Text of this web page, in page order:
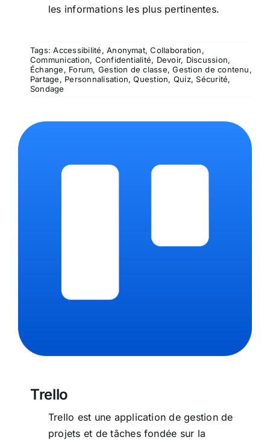
les informations les plus pertinentes.
Tags:Accessibilité,Anonymat,Collaboration,
Communication, Confidentialité, Devoir, Discussion,
Échange, Forum, Gestion de classe,Gestion de contenu,
Partage, Personnalisation,Question, Quiz,Sécurité,
Sondage
Trello
Trello
Trello est une application de gestion de
projets et de tâches fondée sur la